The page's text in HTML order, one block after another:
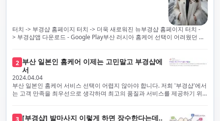
터치 -> 부경샵 홈페이지 터치 -> 더욱 새로워진 뉴부경샵 홈페이지 터치 -
> 부경샵앱 다운로드 - Google Play부산 러시아 홈케어 선택이 어려웠던 시
스의 모든 과정을 후불제로 운영합니다. 이는 고객님의 최대 편의를 보장하
기 위한 부경샵의 약속입니다.부경샵은 현장에서 바로 고객님께 서비스를
제공하는 깨끗하고 전문적으로 훈련된 관리사들을 다수 보유하고 있음을 자
랑스럽게 생각합니다. 이는 프리미엄 부산 러시아 홈케어 경험을 제공하기
위한 부경샵의 노력의 일환입니다.현 시대의 불확실성 속에서, 안전은 부경
하고 개인의 건강 상태를 지속적으로 모니터링합니다.예약금을 요구하는 업
2 부산 일본인 홈케어 이제는 고민말고 부경샵에
서
2024.04.04
부산 일본인 홈케어 서비스 선택이 어렵지 않아야 합니다. 저희 '부경샵'에서
는 고객 만족을 최우선으로 생각하며 최고의 품질과 서비스를 제공하기 위
프리미엄 부산 일본인 홈케어 경험을 제공하고자 현장에서 직접 깨끗하고
3 [부경샵] 발마사지 이렇게 하면 장수한다는데..